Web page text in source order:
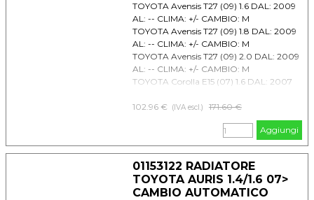
TOYOTA Avensis T27 (09) 1.6 DAL: 2009
AL: -- CLIMA: +/- CAMBIO: M
TOYOTA Avensis T27 (09) 1.8 DAL: 2009
AL: -- CLIMA: +/- CAMBIO: M
TOYOTA Avensis T27 (09) 2.0 DAL: 2009
AL: -- CLIMA: +/- CAMBIO: M
TOYOTA Corolla E15 (07) 1.6 DAL: 2007
TOYOTA Verso 1.6 DAL: 2009 AL: --
TOYOTA Verso 1.8 DAL: 2009 AL: --
CLIMA: +/- CAMBIO: M
102.96 € (IVA escl.) Prezzo senza sconto
171.60 €
Aggiungi
01153122 RADIATORE
TOYOTA AURIS 1.4/1.6 07>
CAMBIO AUTOMATICO